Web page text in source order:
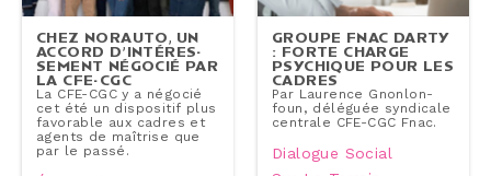
CHEZ NORAUTO, UN
ACCORD D’IN­TÉ­RES­
SE­MENT NÉGOCIÉ PAR
LA CFE-CGC
La CFE-CGC y a négocié
cet été un dis­po­si­tif plus
favorable aux cadres et
agents de maîtrise que
par le passé.
GROUPE FNAC DARTY
: FORTE CHARGE
PSYCHIQUE POUR LES
CADRES
Par Laurence Gnon­lon­
foun, déléguée syndicale
centrale CFE-CGC Fnac.
Dialogue Social